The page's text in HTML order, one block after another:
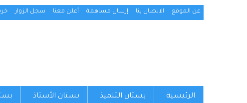
عن الموقع الاتصال بنا إرسال مساهمة أعلن معنا سجل الزوار
الرئيسية بستان التلميذ بستان الأستاذ